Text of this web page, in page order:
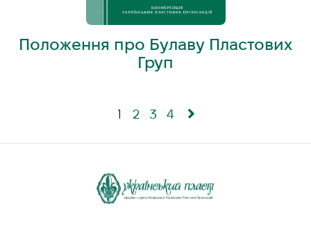
Положення про Булаву Пластових
Груп
1 2 3 4